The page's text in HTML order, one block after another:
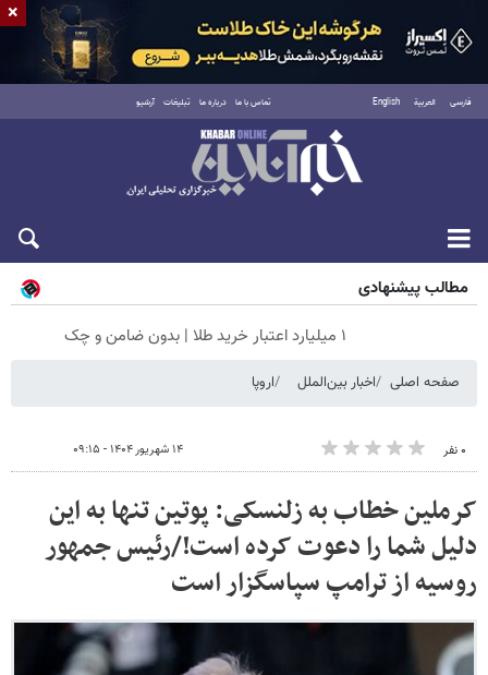
فارسی العربية English تماس با ما درباره ما تبلیغات آرشیو
جمعه ۱۶ مرداد ۱۴۰۵
مطالب پیشنهادی
۱ میلیارد اعتبار خرید طلا | بدون ضامن و چک
صفحه اصلی اخبار بین‌الملل اروپا
۰ نفر ۱۴ شهریور ۱۴۰۴ - ۰۹:۱۵
کرملین خطاب به زلنسکی: پوتین تنها به این
دلیل شما را دعوت کرده است!/رئیس جمهور
روسیه از ترامپ سپاسگزار است
×